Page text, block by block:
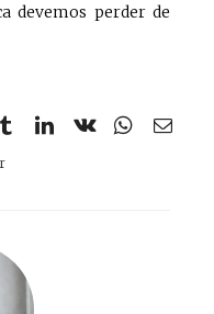
devemos perder de